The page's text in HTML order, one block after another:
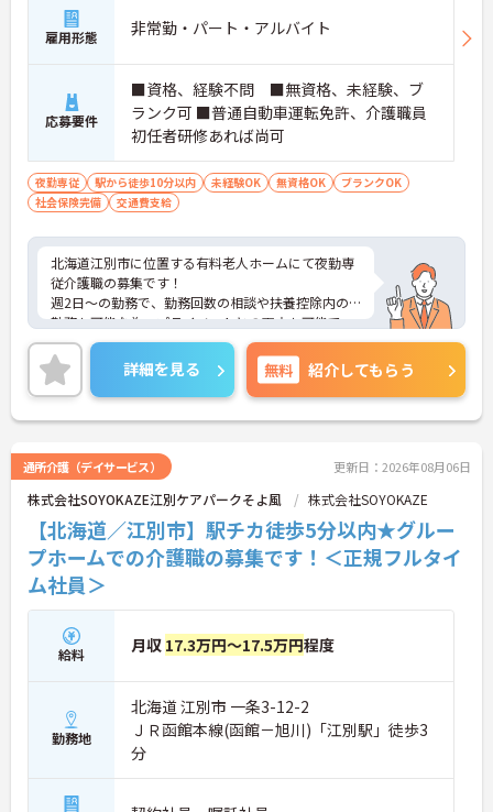
雇用形態 非常勤・パート・アルバイト
応募要件
■資格、経験不問 ■無資格、未経験、ブ
ランク可 ■普通自動車運転免許、介護職員
初任者研修あれば尚可
夜勤専従 駅から徒歩10分以内 未経験OK 無資格OK
ブランクOK
社会保険完備
交通費支給
北海道江別市に位置する有料老人ホームにて夜勤専
従介護職の募集です！
週2日～の勤務で、勤務回数の相談や扶養控除内の
勤務も可能な為、プライベートとの両立も可能で
す！
ご興味ある方には、面接対策ポイントなど、さらに
詳細をお話しいたしますのでお気軽にご相談くださ
い！
詳細を見る 無料 紹介してもらう
通所介護（デイサービス） 更新日：2026年08月06日
株式会社SOYOKAZE江別ケアパークそよ風 株式会社SOYOKAZE
【北海道／江別市】駅チカ徒歩5分以内★グルー
プホームでの介護職の募集です！＜正規フルタイ
ム社員＞
給料 月収 17.3万円～17.5万円程度
勤務地
北海道 江別市 一条3-12-2
ＪＲ函館本線(函館－旭川)「江別駅」徒歩3
分